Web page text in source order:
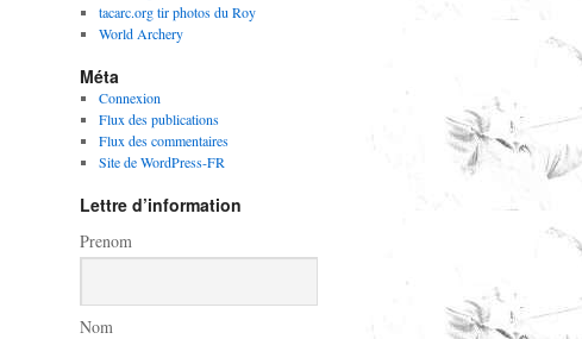
tacarc.org tir photos du Roy
World Archery
Méta
Connexion
Flux des publications
Flux des commentaires
Site de WordPress-FR
Lettre d’information
Prenom
Nom